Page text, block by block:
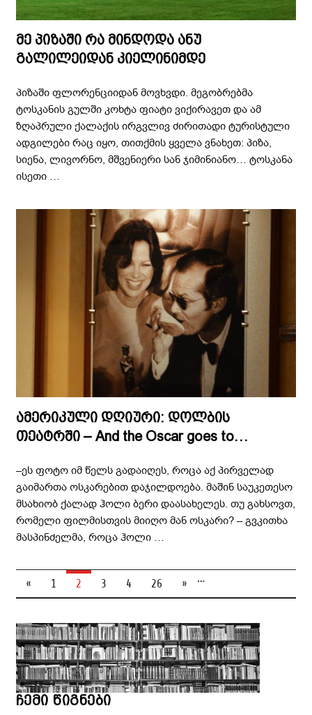
მე პიზაში რა მინდოდა ანუ
გალილეიდან კიელინიმდე
პიზაში ფლორენციიდან მოვხვდი. მეგობრებმა
ტოსკანის გულში კოხტა ფიატი ვიქირავეთ და ამ
ზღაპრული ქალაქის ირგვლივ ძირითადი ტურისტული
ადგილები რაც იყო, თითქმის ყველა ვნახეთ: პიზა,
სიენა, ლივორნო, მშვენიერი სან ჯიმინიანო… ტოსკანა
ისეთი …
ამერიკული დღიური: დოლბის
თეატრში – And the Oscar goes to…
–ეს ფოტო იმ წელს გადაიღეს, როცა აქ პირველად
გაიმართა ოსკარებით დაჯილდოება. მაშინ საუკეთესო
მსახიობ ქალად ჰოლი ბერი დაასახელეს. თუ გახსოვთ,
რომელი ფილმისთვის მიიღო მან ოსკარი? – გვკითხა
მასპინძელმა, როცა ჰოლი …
« 1 2 3 4 …
26 »
ჩემი წიგნები